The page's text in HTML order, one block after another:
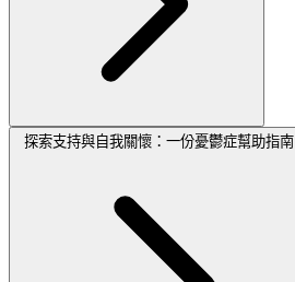
探索支持與自我關懷：一份憂鬱症幫助指南